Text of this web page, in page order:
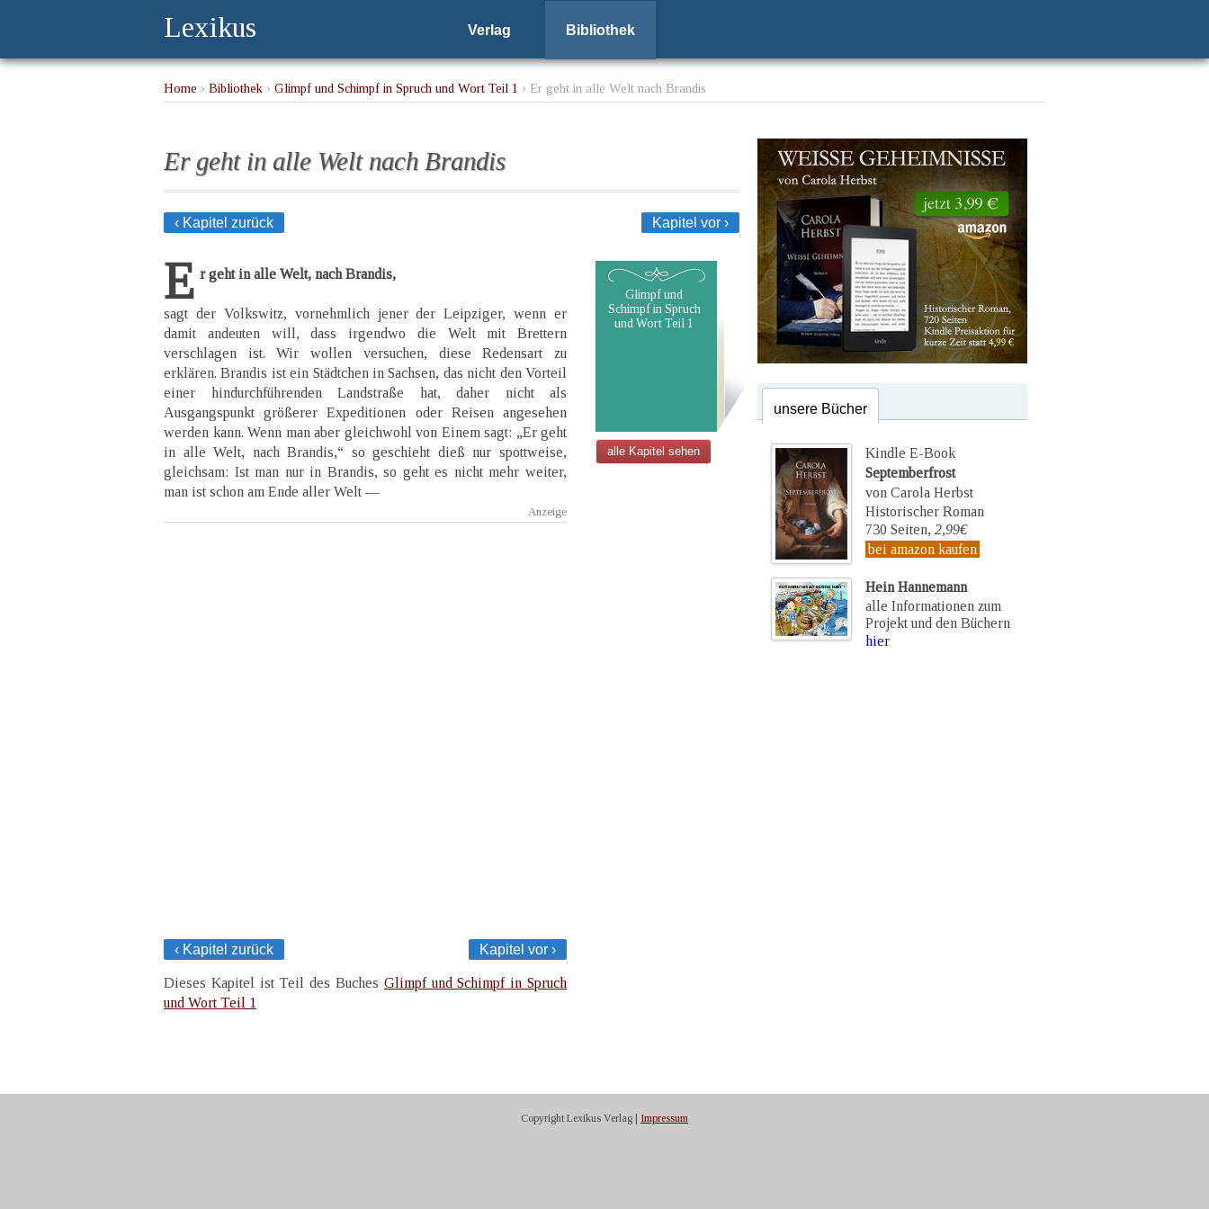
Lexikus Verlag Bibliothek
Home › Bibliothek › Glimpf und Schimpf in Spruch und Wort Teil 1 › Er geht in alle Welt nach Brandis
Er geht in alle Welt nach Brandis
‹ Kapitel zurück Kapitel vor ›
E r geht in alle Welt, nach Brandis,
sagt der Volkswitz, vornehmlich jener der Leipziger, wenn er
damit andeuten will, dass irgendwo die Welt mit Brettern
verschlagen ist. Wir wollen versuchen, diese Redensart zu
erklären. Brandis ist ein Städtchen in Sachsen, das nicht den Vorteil
einer hindurchführenden Landstraße hat, daher nicht als
Ausgangspunkt größerer Expeditionen oder Reisen angesehen
werden kann. Wenn man aber gleichwohl von Einem sagt: „Er geht
in alle Welt, nach Brandis,“ so geschieht dieß nur spottweise,
gleichsam: Ist man nur in Brandis, so geht es nicht mehr weiter,
man ist schon am Ende aller Welt —
‹ Kapitel zurück Kapitel vor ›
Dieses Kapitel ist Teil des Buches Glimpf und Schimpf in Spruch
und Wort Teil 1
Glimpf und
Schimpf in Spruch
und Wort Teil 1
alle Kapitel sehen
unsere Bücher
Kindle E-Book
Septemberfrost
von Carola Herbst
Historischer Roman
730 Seiten, 2,99€
bei amazon kaufen
Hein Hannemann
alle Informationen zum
Projekt und den Büchern
hier
Copyright Lexikus Verlag | Impressum